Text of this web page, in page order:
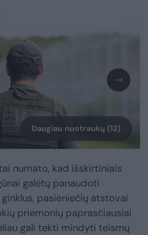
Daugiau nuotraukų (12)
numato, kad išskirtiniais
galėtų panaudoti
pasieniečių atstovai
priemonių paprasčiausiai
gali tekti mindyti teismų